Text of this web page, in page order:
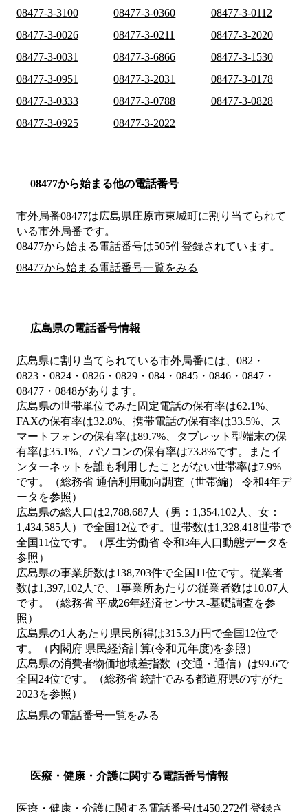
08477-3-3100
08477-3-0360
08477-3-0112
08477-3-0026
08477-3-0211
08477-3-2020
08477-3-0031
08477-3-6866
08477-3-1530
08477-3-0951
08477-3-2031
08477-3-0178
08477-3-0333
08477-3-0788
08477-3-0828
08477-3-0925
08477-3-2022
08477から始まる他の電話番号
市外局番08477は広島県庄原市東城町に割り当てられて
いる市外局番です。
08477から始まる電話番号は505件登録されています。
08477から始まる電話番号一覧をみる
広島県の電話番号情報
広島県に割り当てられている市外局番には、082・
0823・0824・0826・0829・084・0845・0846・0847・
08477・0848があります。
広島県の世帯単位でみた固定電話の保有率は62.1%、
FAXの保有率は32.8%、携帯電話の保有率は33.5%、ス
マートフォンの保有率は89.7%、タブレット型端末の保
有率は35.1%、パソコンの保有率は73.8%です。またイ
ンターネットを誰も利用したことがない世帯率は7.9%
です。（総務省 通信利用動向調査（世帯編） 令和4年デ
ータを参照）
広島県の総人口は2,788,687人（男：1,354,102人、女：
1,434,585人）で全国12位です。世帯数は1,328,418世帯で
全国11位です。（厚生労働省 令和3年人口動態データを
参照）
広島県の事業所数は138,703件で全国11位です。従業者
数は1,397,102人で、1事業所あたりの従業者数は10.07人
です。（総務省 平成26年経済センサス‐基礎調査を参
照）
広島県の1人あたり県民所得は315.3万円で全国12位で
す。（内閣府 県民経済計算(令和元年度)を参照）
広島県の消費者物価地域差指数（交通・通信）は99.6で
全国24位です。（総務省 統計でみる都道府県のすがた
2023を参照）
広島県の電話番号一覧をみる
医療・健康・介護に関する電話番号情報
医療・健康・介護に関する電話番号は450,272件登録さ